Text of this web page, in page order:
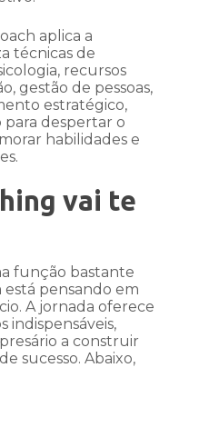
aplica a
técnicas de
recursos
gestão de pessoas,
estratégico,
para despertar o
habilidades e
vai te
função bastante
pensando em
A jornada oferece
indispensáveis,
a construir
sucesso. Abaixo,